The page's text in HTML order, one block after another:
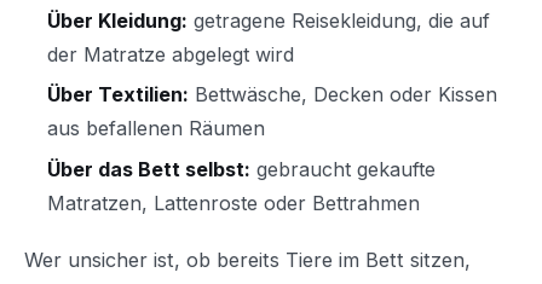
Über Kleidung: getragene Reisekleidung, die auf
der Matratze abgelegt wird
Über Textilien: Bettwäsche, Decken oder Kissen
aus befallenen Räumen
Über das Bett selbst: gebraucht gekaufte
Matratzen, Lattenroste oder Bettrahmen
Wer unsicher ist, ob bereits Tiere im Bett sitzen,